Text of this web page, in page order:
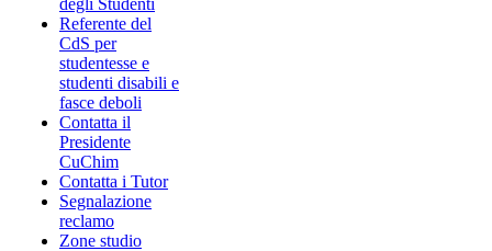
degli Studenti
Referente del
CdS per
studentesse e
studenti disabili e
fasce deboli
Contatta il
Presidente
CuChim
Contatta i Tutor
Segnalazione
reclamo
Zone studio